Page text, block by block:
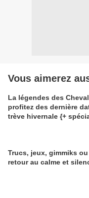
Vous aimerez
La légendes des
profitez des dernière
trève hivernale {+
Trucs, jeux, gimmiks
retour au calme et